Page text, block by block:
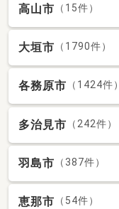
高山市 （15件）
大垣市 （1790件）
各務原市 （1424件）
多治見市 （242件）
羽島市 （387件）
恵那市 （54件）